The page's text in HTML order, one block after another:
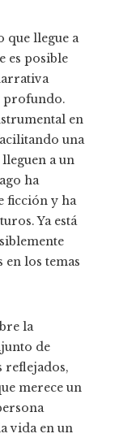
llegue a
es posible
profundo.
en
una
a un
ha
ficción y ha
Ya está
los temas
la
de
reflejados,
merece un
vida en un